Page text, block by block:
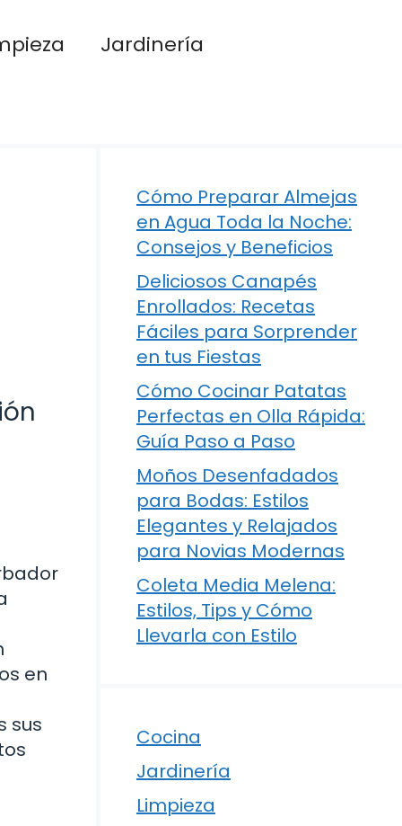
Jardinería
en
sus
Cómo Preparar Almejas
en Agua Toda la Noche:
Consejos y Beneficios
Deliciosos Canapés
Enrollados: Recetas
Fáciles para Sorprender
en tus Fiestas
Cómo Cocinar Patatas
Perfectas en Olla Rápida:
Guía Paso a Paso
Moños Desenfadados
para Bodas: Estilos
Elegantes y Relajados
para Novias Modernas
Coleta Media Melena:
Estilos, Tips y Cómo
Llevarla con Estilo
Cocina
Jardinería
Limpieza